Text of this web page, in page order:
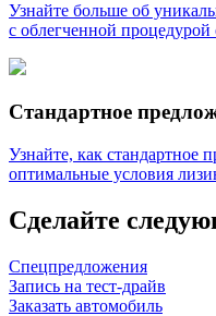
Узнайте больше об
с облегченной
Стандартное
Узнайте, как стандартное
оптимальные условия
Сделайте
Спецпредложения
Запись на тест-драйв
Заказать автомобиль